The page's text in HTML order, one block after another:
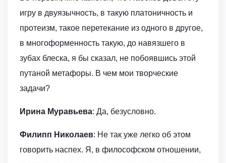
игру в двуязычность, в такую платоничность и
протеизм, такое перетекание из одного в другое,
в многоформенность такую, до навязшего в
зубах блеска, я бы сказал, не побоявшись этой
путаной метафоры. В чем мои творческие
задачи?
Ирина Муравьева: Да, безусловно.
Филипп Николаев: Не так уже легко об этом
говорить наспех. Я, в философском отношении,